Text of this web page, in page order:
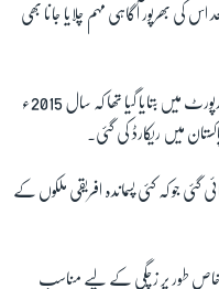
کی بھرپور آگاہی مہم چلایا جانا بھی
گزشتہ سال طبی جریدے "دی لانسٹ" کی مطالعاتی رپورٹ میں بتایا گیا تھا کہ سال 2015ء
میں ریکارڈ کی گئی۔
میں یہ شرح ہر ایک ہزار بچوں میں 43.1 بتائی گئی جو کہ کئی پسماندہ افریقی ملکوں کے
خاص طور پر زچگی کے لیے مناسب